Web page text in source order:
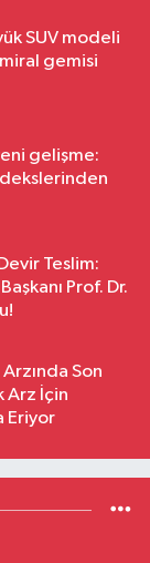
SUV modeli
gemisi
gelişme:
Teslim:
Prof. Dr.
Son
Arz İçin
Eriyor